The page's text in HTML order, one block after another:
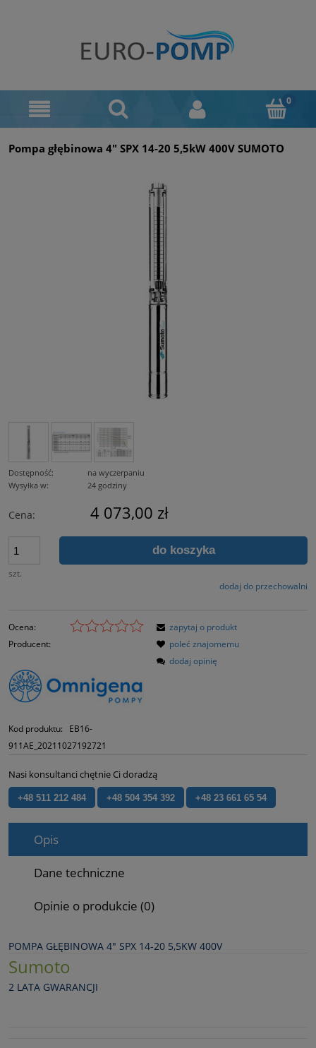
Pompa głębinowa 4" SPX 14‑20 5,5kW 400V SUMOTO
Dostępność:
na wyczerpaniu
Wysyłka w:
24 godziny
Cena: 4 073,00 zł
szt.
do koszyka
dodaj do przechowalni
Ocena:
Producent:
Kod produktu:
EB16-
911AE_20211027192721
zapytaj o produkt
poleć znajomemu
dodaj opinię
Nasi konsultanci chętnie Ci doradzą
+48 511 212 484 +48 504 354 392 +48 23 661 65 54
Opis
Dane techniczne
Opinie o produkcie (0)
POMPA GŁĘBINOWA 4" SPX 14‑20 5,5KW 400V
Sumoto
2 LATA GWARANCJI